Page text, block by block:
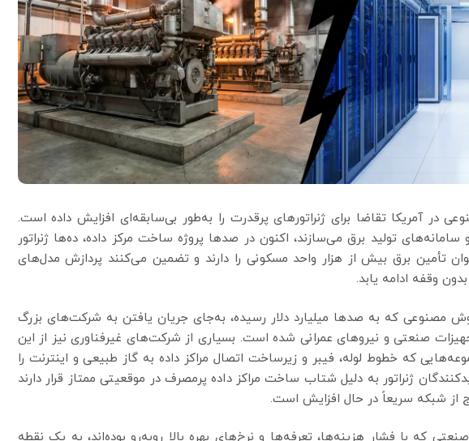
در آمریکا تقاضا برای ژنراتورهای پرقدرت را به‌طور بی‌سابقه‌ای افزایش داده است.
تولید برق می‌سازند، اکنون در صدها پروژه ساخت مرکز داده، ده‌ها ژنراتور
تأمین برق بیش از هزار واحد مسکونی را دارند و تضمین می‌کنند پردازش مدل‌های
وقفه ادامه یابد.
مصنوعی که به صدها میلیارد دلار رسیده، به‌جای جریان یافتن به شرکت‌های بزرگ
صنعتی و نیروهای عمرانی شده است. بسیاری از شرکت‌های غیر‌فناوری نیز از این
که خطوط لوله، فیبر و زیرساخت اتصال مراکز داده به گاز طبیعی و اینترنت را
ژنراتور به دلیل شتاب ساخت مراکز داده پرمصرف در موقعیتی ممتاز قرار دارند
از شبکه سریعاً در حال افزایش است.
که با فشار هزینه‌ها، تعرفه‌ها و نرخ‌های بهره بالا روبه‌رو بوده‌اند، به یک نقطه